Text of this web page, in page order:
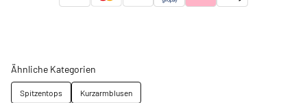
Ähnliche Kategorien
Spitzentops Kurzarmblusen